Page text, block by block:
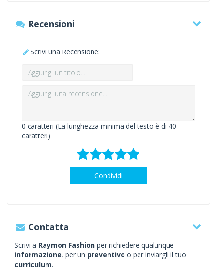
Recensioni
Scrivi una Recensione:
0 caratteri (La lunghezza minima del testo è di 40
caratteri)
Condividi
Contatta
Scrivi a Raymon Fashion per richiedere qualunque
informazione, per un preventivo o per inviargli il tuo
curriculum.